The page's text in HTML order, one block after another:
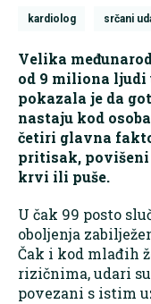
kardiolog srčani
Velika
od 9 miliona ljudi
pokazala je da
nastaju kod
četiri glavna
pritisak, povišeni
krvi ili puše.
U čak 99 posto
oboljenja
Čak i kod mlađih
rizičnima, udari
povezani s istim